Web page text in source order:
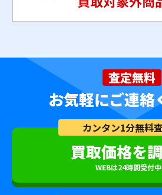
査定無料
お気軽にご連絡
カンタン1分無料
買取価格を
WEBは24時間受付中